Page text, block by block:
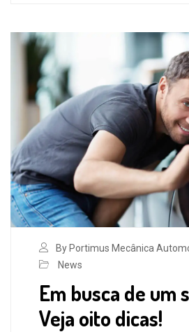
By Portimus Mecânica
News
Em busca de um
Veja oito dicas!